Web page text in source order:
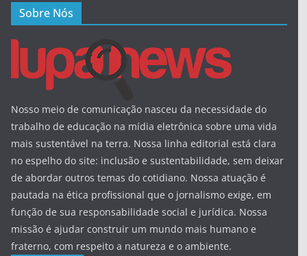
Sobre Nós
Nosso meio de comunicação nasceu da necessidade do
trabalho de educação na mídia eletrônica sobre uma vida
mais sustentável na terra. Nossa linha editorial está clara
no espelho do site: inclusão e sustentabilidade, sem deixar
de abordar outros temas do cotidiano. Nossa atuação é
pautada na ética profissional que o jornalismo exige, em
função de sua responsabilidade social e jurídica. Nossa
missão é ajudar construir um mundo mais humano e
fraterno, com respeito a natureza e o ambiente.